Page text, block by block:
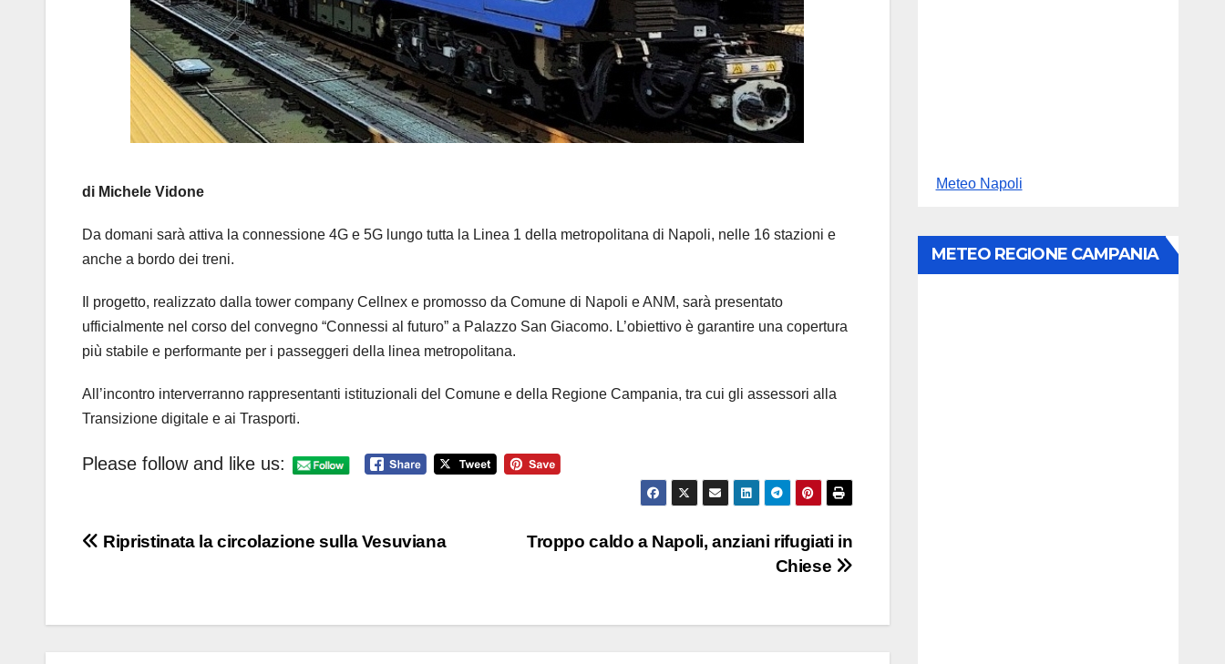
di Michele Vidone
Da domani sarà attiva la connessione 4G e 5G lungo tutta la Linea 1 della metropolitana di Napoli, nelle 16 stazioni e
anche a bordo dei treni.
Il progetto, realizzato dalla tower company Cellnex e promosso da Comune di Napoli e ANM, sarà presentato
ufficialmente nel corso del convegno “Connessi al futuro” a Palazzo San Giacomo. L’obiettivo è garantire una copertura
più stabile e performante per i passeggeri della linea metropolitana.
All’incontro interverranno rappresentanti istituzionali del Comune e della Regione Campania, tra cui gli assessori alla
Transizione digitale e ai Trasporti.
Please follow and like us:
Navigazione
Troppo caldo a Napoli, anziani rifugiati in
Chiese
Ripristinata la circolazione sulla Vesuviana
Meteo Napoli
METEO REGIONE CAMPANIA